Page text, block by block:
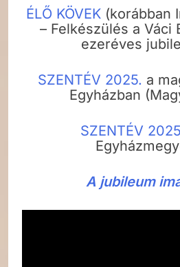
ÉLŐ KÖVEK(korábban
– Felkészülés a Váci
ezeréves
SZENTÉV 2025. a
Egyházban
SZENTÉV
A jubileum